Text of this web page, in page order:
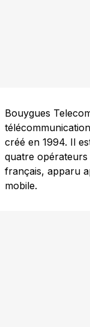
Bouygues
créé en 1994. Il
quatre
français, apparu
mobile.